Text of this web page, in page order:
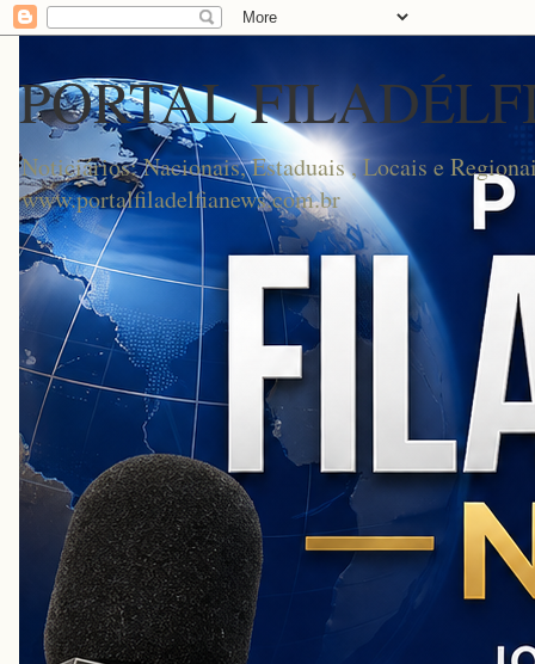
PORTAL
Noticiários: Nacionais, Estaduais , Locais e
www.portalfiladelfianews.com.br